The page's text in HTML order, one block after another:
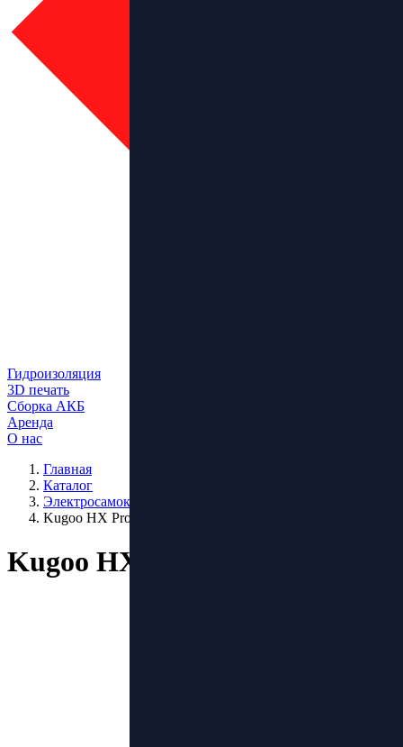
Гидроизоляция
3D печать
Сборка АКБ
Аренда
О нас
Главная
Каталог
Электросамокаты
Kugoo HX Pro
Kugoo HX Pro